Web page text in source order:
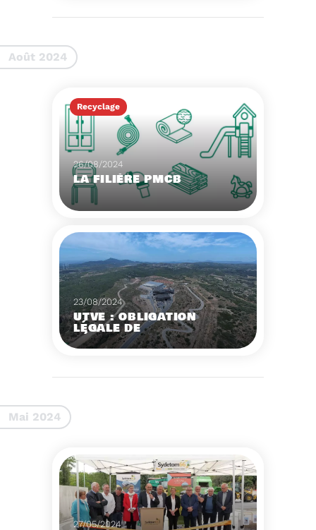
on fête les 10 ans de la
Août 2024
Recyclage
26/08/2024
LA FILIÈRE PMCB
Voir plus
23/08/2024
UTVE : OBLIGATION
LÉGALE DE
DÉBROUSSAILLAGE (OLD)
ET PISTE DFCI
souhaité élever le
Mai 2024
27/05/2024